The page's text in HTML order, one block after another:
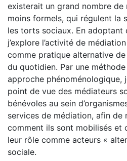
existerait un grand nombre de
moins formels, qui régulent la
les torts sociaux. En adoptant
j’explore l’activité de
comme pratique alternative
du quotidien. Par une
approche phénoménologique,
point de vue des médiateurs
bénévoles au sein
services de médiation, afin de
comment ils sont mobilisés et
leur rôle comme acteurs «
sociale.